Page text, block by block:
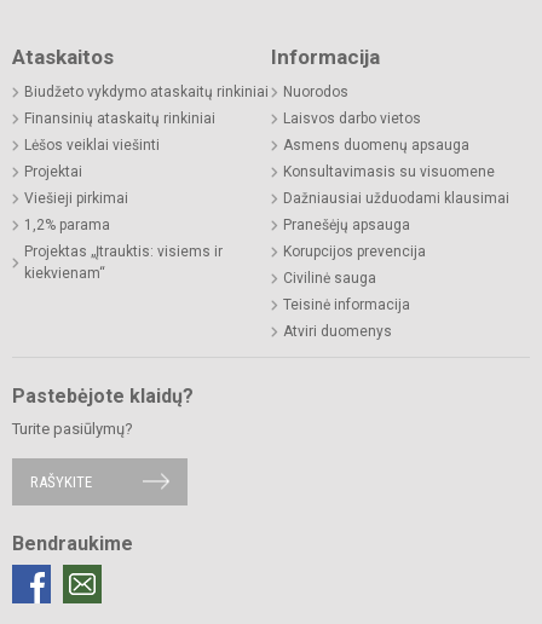
Ataskaitos
Biudžeto vykdymo ataskaitų rinkiniai
Finansinių ataskaitų rinkiniai
Lėšos veiklai viešinti
Projektai
Viešieji pirkimai
1,2% parama
Projektas „Įtrauktis: visiems ir
kiekvienam“
Informacija
Nuorodos
Laisvos darbo vietos
Asmens duomenų apsauga
Konsultavimasis su visuomene
Dažniausiai užduodami klausimai
Pranešėjų apsauga
Korupcijos prevencija
Civilinė sauga
Teisinė informacija
Atviri duomenys
Pastebėjote klaidų?
Turite pasiūlymų?
RAŠYKITE
Bendraukime